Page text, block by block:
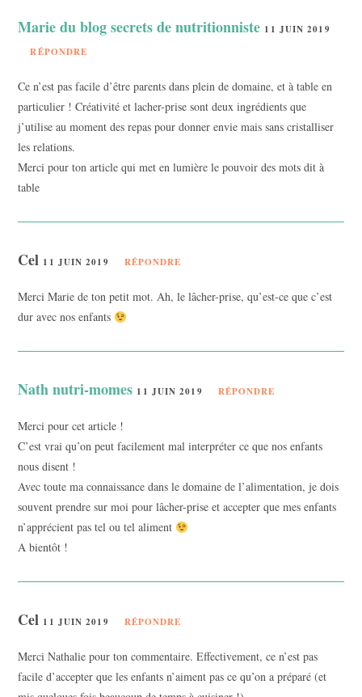
Marie du blog secrets de nutritionniste 11 JUIN 2019
RÉPONDRE
Ce n’est pas facile d’être parents dans plein de domaine, et à table en
particulier ! Créativité et lacher-prise sont deux ingrédients que
j’utilise au moment des repas pour donner envie mais sans cristalliser
les relations.
Merci pour ton article qui met en lumière le pouvoir des mots dit à
table
Cel 11 JUIN 2019 RÉPONDRE
Merci Marie de ton petit mot. Ah, le lâcher-prise, qu’est-ce que c’est
dur avec nos enfants
Nath nutri-momes 11 JUIN 2019 RÉPONDRE
Merci pour cet article !
C’est vrai qu’on peut facilement mal interpréter ce que nos enfants
nous disent !
Avec toute ma connaissance dans le domaine de l’alimentation, je dois
souvent prendre sur moi pour lâcher-prise et accepter que mes enfants
n’apprécient pas tel ou tel aliment
A bientôt !
Cel 11 JUIN 2019 RÉPONDRE
Merci Nathalie pour ton commentaire. Effectivement, ce n’est pas
facile d’accepter que les enfants n’aiment pas ce qu’on a préparé (et